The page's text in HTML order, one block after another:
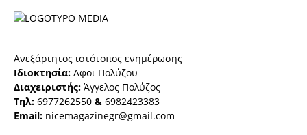
Ανεξάρτητος ιστότοπος ενημέρωσης
Ιδιοκτησία: Αφοι Πολύζου
Διαχειριστής: Άγγελος Πολύζος
Τηλ: 6977262550 & 6982423383
Email: nicemagazinegr@gmail.com